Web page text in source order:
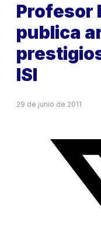
Profesor
publica
ISI
29 de junio de 2011